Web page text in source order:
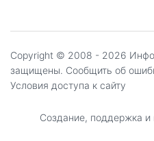
Copyright © 2008 - 2026
защищены. Сообщить об
Условия доступа к сайту
Создание, поддержка и